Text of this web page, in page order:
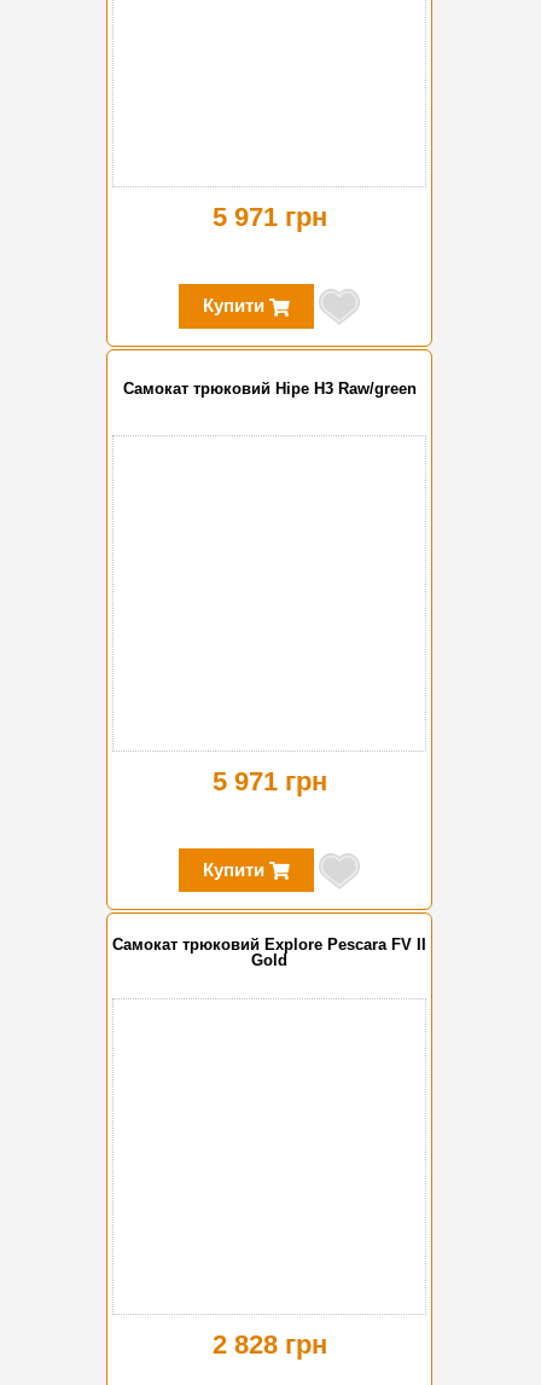
5 971 грн
Купити
Самокат трюковий Hipe H3 Raw/green
5 971 грн
Купити
Самокат трюковий Explore Pescara FV II
Gold
2 828 грн